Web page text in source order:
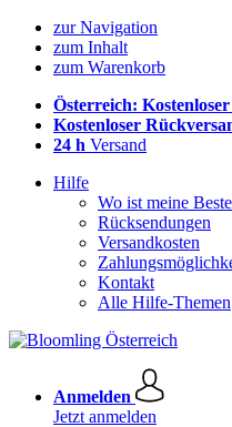
zur Navigation
zum Inhalt
zum Warenkorb
Österreich:
Kostenloser
24 h Versand
Hilfe
Wo ist meine
Rücksendungen
Versandkosten
Kontakt
Alle Hilfe-Themen
Anmelden
Jetzt anmelden